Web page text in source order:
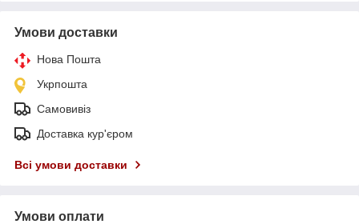
Умови доставки
Нова Пошта
Укрпошта
Самовивіз
Доставка кур'єром
Всі умови доставки
Умови оплати